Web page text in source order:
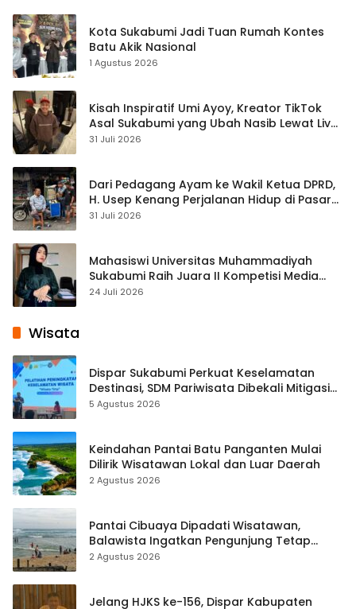
Kota Sukabumi Jadi Tuan Rumah Kontes
Batu Akik Nasional
1 Agustus 2026
Kisah Inspiratif Umi Ayoy, Kreator TikTok
Asal Sukabumi yang Ubah Nasib Lewat Live
Streaming
31 Juli 2026
Dari Pedagang Ayam ke Wakil Ketua DPRD,
H. Usep Kenang Perjalanan Hidup di Pasar
Cisaat
31 Juli 2026
Mahasiswi Universitas Muhammadiyah
Sukabumi Raih Juara II Kompetisi Media
Pembelajaran Digital Tingkat Internasional
24 Juli 2026
Wisata
Dispar Sukabumi Perkuat Keselamatan
Destinasi, SDM Pariwisata Dibekali Mitigasi
hingga Teknik Evakuasi
5 Agustus 2026
Keindahan Pantai Batu Panganten Mulai
Dilirik Wisatawan Lokal dan Luar Daerah
2 Agustus 2026
Pantai Cibuaya Dipadati Wisatawan,
Balawista Ingatkan Pengunjung Tetap
Waspada
2 Agustus 2026
Jelang HJKS ke-156, Dispar Kabupaten